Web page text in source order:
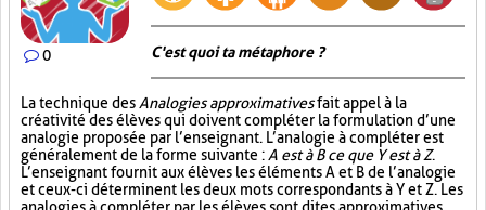
0 C'est quoi ta métaphore ?
La technique des Analogies approximativesfait appel à la
créativité des élèves qui doivent compléter la formulation d’une
analogie proposée par l’enseignant. L’analogie à compléter est
généralement de la forme suivante : A est à B ce que Y est à Z.
L’enseignant fournit aux élèves les éléments A et B de l’analogie
et ceux-ci déterminent les deux mots correspondants à Y et Z. Les